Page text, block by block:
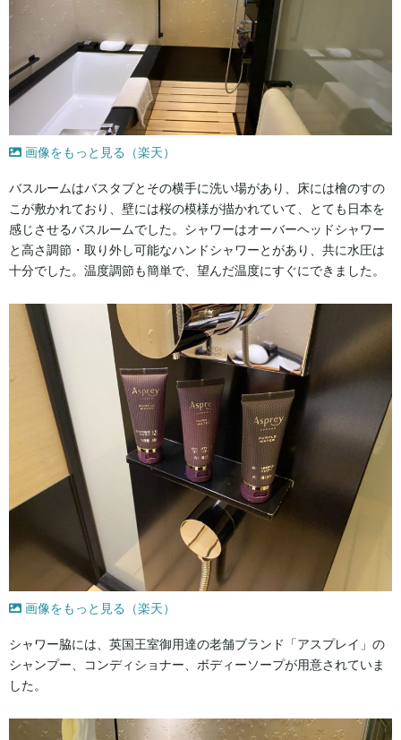
画像をもっと見る（楽天）
バスルームはバスタブとその横手に洗い場があり、床には檜のすの
こが敷かれており、壁には桜の模様が描かれていて、とても日本を
感じさせるバスルームでした。シャワーはオーバーヘッドシャワー
と高さ調節・取り外し可能なハンドシャワーとがあり、共に水圧は
十分でした。温度調節も簡単で、望んだ温度にすぐにできました。
画像をもっと見る（楽天）
シャワー脇には、英国王室御用達の老舗ブランド「アスプレイ」の
シャンプー、コンディショナー、ボディーソープが用意されていま
した。